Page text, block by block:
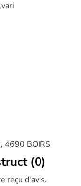
4690 BOIRS
(0)
reçu d'avis.